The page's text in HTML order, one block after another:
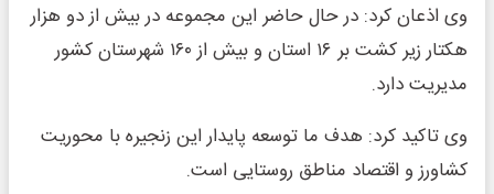
وی اذعان کرد: در حال حاضر این مجموعه در بیش از دو هزار
هکتار زیر کشت بر ۱۶ استان و بیش از ۱۶۰ شهرستان کشور
مدیریت دارد.
وی تاکید کرد: هدف ما توسعه پایدار این زنجیره با محوریت
کشاورز و اقتصاد مناطق روستایی است.